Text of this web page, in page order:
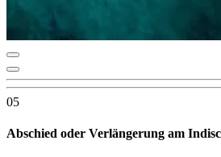
05
Abschied oder Verlängerung am